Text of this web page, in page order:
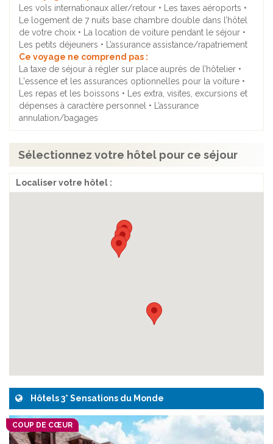
Les vols internationaux aller/retour • Les taxes aéroports •
Le logement de 7 nuits base chambre double dans l’hôtel
de votre choix • La location de voiture pendant le séjour •
Les petits déjeuners • L’assurance assistance/rapatriement
Ce voyage ne comprend pas :
La taxe de séjour à régler sur place auprès de l’hôtelier •
L'essence et les assurances optionnelles pour la voiture •
Les repas et les boissons • Les extra, visites, excursions et
dépenses à caractère personnel • L’assurance
annulation/bagages
Sélectionnez votre hôtel pour ce séjour
Localiser votre hôtel :
Hôtels 3* Sensations du Monde
COUP DE CŒUR